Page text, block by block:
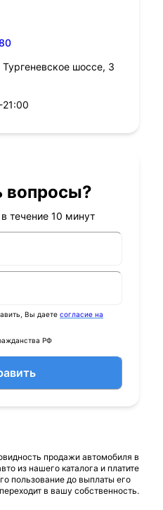
Тургеневское шоссе, 3
вопросы?
течение 10 минут
Вы даете согласие на
РФ
продажи автомобиля в
из нашего каталога и платите
пользование до выплаты его
в вашу собственность.